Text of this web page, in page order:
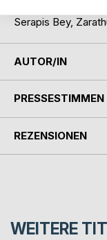
Serapis Bey,
AUTOR/IN
PRESSESTIMMEN
REZENSIONEN
WEITERE